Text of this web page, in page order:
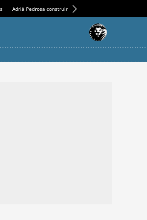
Adrià Pedrosa construirá la nueva residencia en el